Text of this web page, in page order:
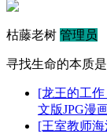
枯藤老树 管理员
寻找生命的本质是
[龙王的工
文版JPG漫
[王室教师